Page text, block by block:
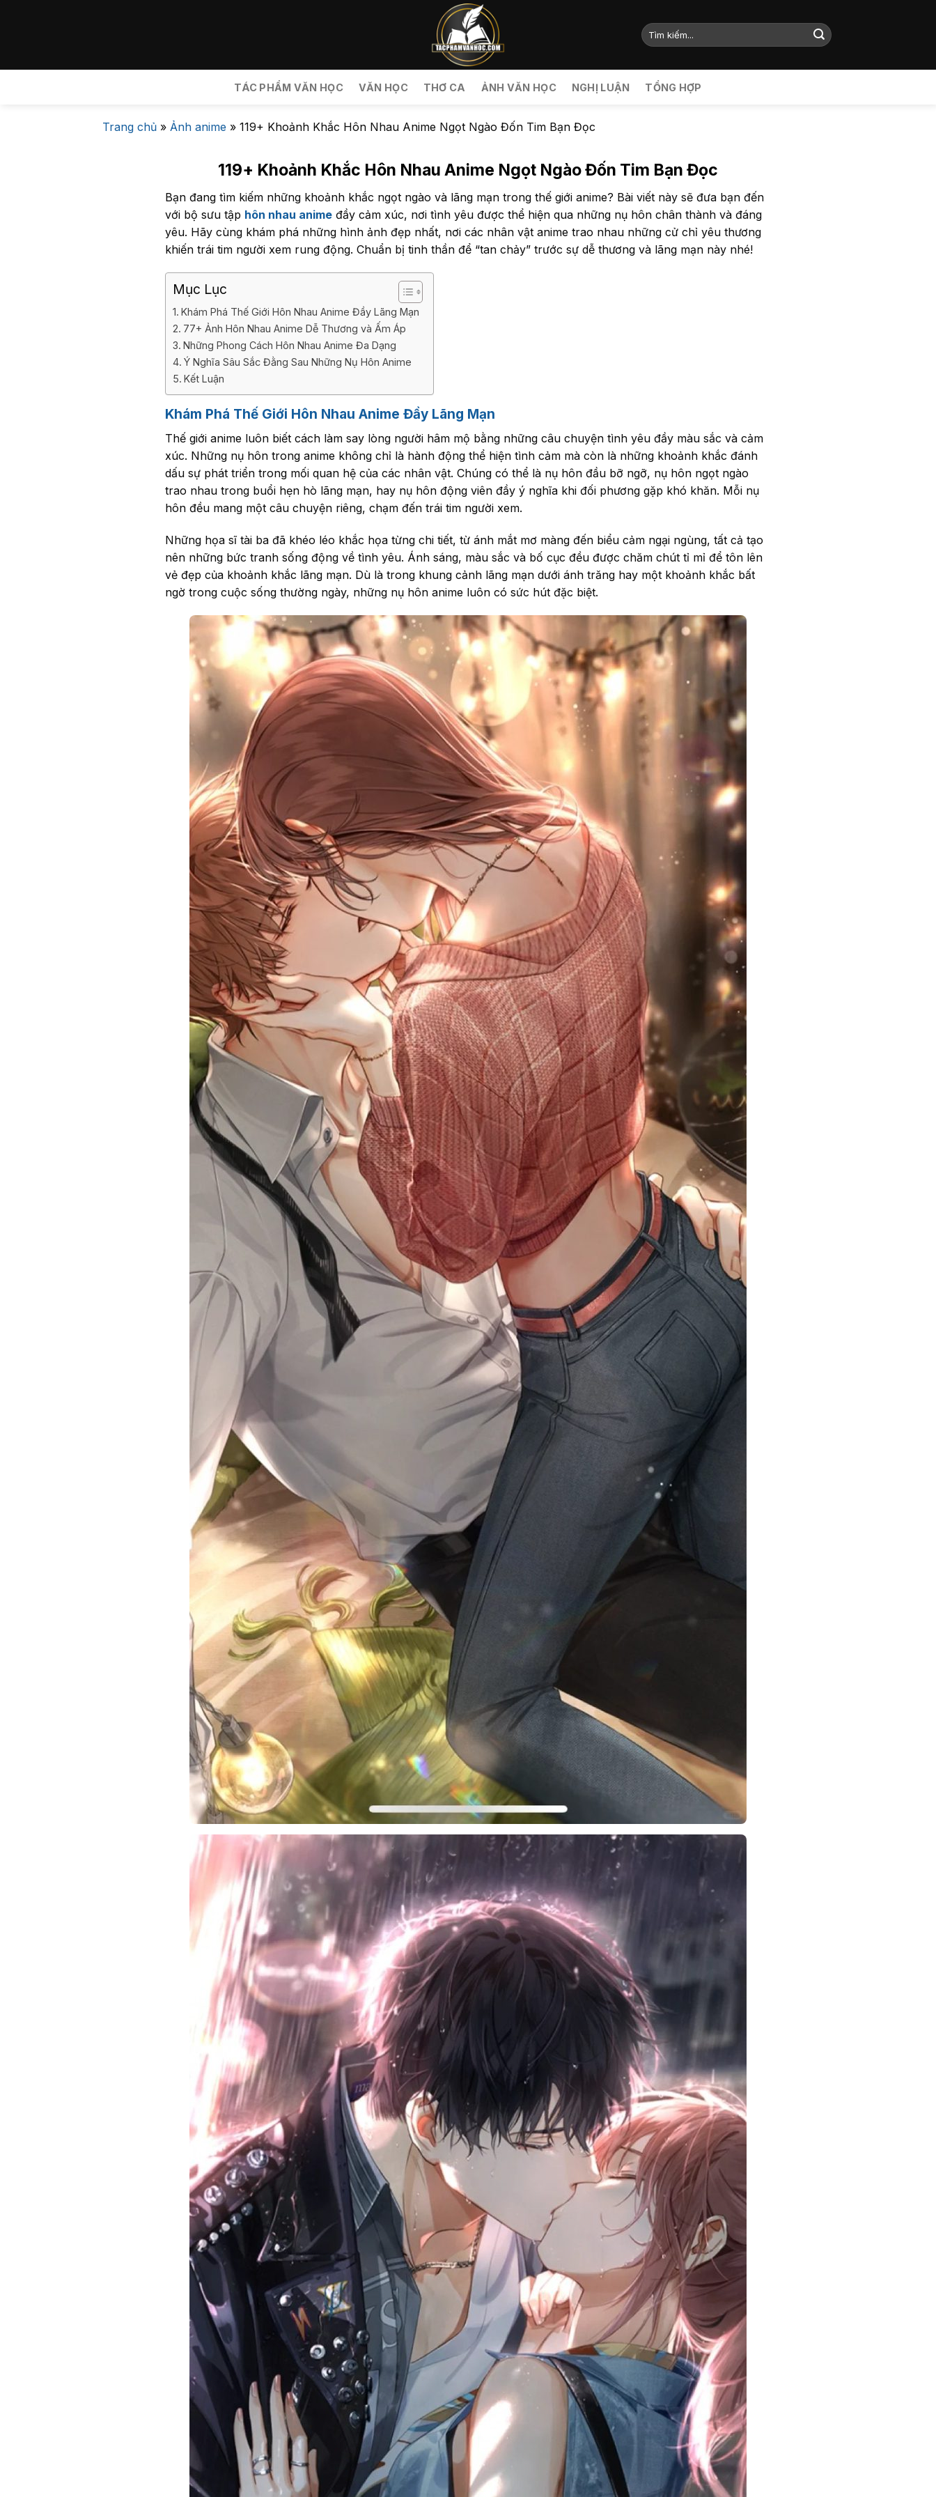
TÁC PHẨM VĂN HỌC VĂN HỌC THƠ CA ẢNH VĂN HỌC NGHỊ LUẬN TỔNG HỢP
Trang chủ » Ảnh anime » 119+ Khoảnh Khắc Hôn Nhau Anime Ngọt Ngào Đốn Tim Bạn Đọc
119+ Khoảnh Khắc Hôn Nhau Anime Ngọt Ngào Đốn Tim Bạn Đọc
Bạn đang tìm kiếm những khoảnh khắc ngọt ngào và lãng mạn trong thế giới anime? Bài viết này sẽ đưa bạn đến
với bộ sưu tập hôn nhau anime đầy cảm xúc, nơi tình yêu được thể hiện qua những nụ hôn chân thành và đáng
yêu. Hãy cùng khám phá những hình ảnh đẹp nhất, nơi các nhân vật anime trao nhau những cử chỉ yêu thương
khiến trái tim người xem rung động. Chuẩn bị tinh thần để “tan chảy” trước sự dễ thương và lãng mạn này nhé!
Mục Lục
Khám Phá Thế Giới Hôn Nhau Anime Đầy Lãng Mạn
77+ Ảnh Hôn Nhau Anime Dễ Thương và Ấm Áp
Những Phong Cách Hôn Nhau Anime Đa Dạng
Ý Nghĩa Sâu Sắc Đằng Sau Những Nụ Hôn Anime
Kết Luận
Khám Phá Thế Giới Hôn Nhau Anime Đầy Lãng Mạn
Thế giới anime luôn biết cách làm say lòng người hâm mộ bằng những câu chuyện tình yêu đầy màu sắc và cảm
xúc. Những nụ hôn trong anime không chỉ là hành động thể hiện tình cảm mà còn là những khoảnh khắc đánh
dấu sự phát triển trong mối quan hệ của các nhân vật. Chúng có thể là nụ hôn đầu bỡ ngỡ, nụ hôn ngọt ngào
trao nhau trong buổi hẹn hò lãng mạn, hay nụ hôn động viên đầy ý nghĩa khi đối phương gặp khó khăn. Mỗi nụ
hôn đều mang một câu chuyện riêng, chạm đến trái tim người xem.
Những họa sĩ tài ba đã khéo léo khắc họa từng chi tiết, từ ánh mắt mơ màng đến biểu cảm ngại ngùng, tất cả tạo
nên những bức tranh sống động về tình yêu. Ánh sáng, màu sắc và bố cục đều được chăm chút tỉ mỉ để tôn lên
vẻ đẹp của khoảnh khắc lãng mạn. Dù là trong khung cảnh lãng mạn dưới ánh trăng hay một khoảnh khắc bất
ngờ trong cuộc sống thường ngày, những nụ hôn anime luôn có sức hút đặc biệt.